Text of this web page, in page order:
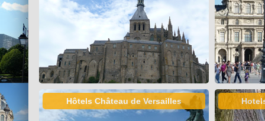
Hôtels Château de Versailles